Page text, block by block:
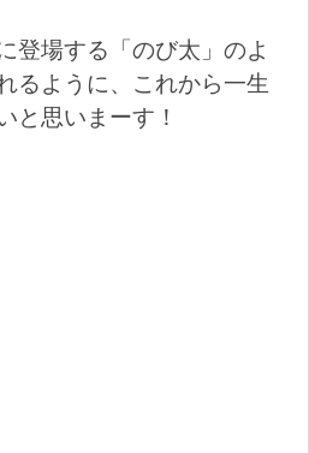
登場する「のび太」のよ
るように、これから一生
と思いまーす！